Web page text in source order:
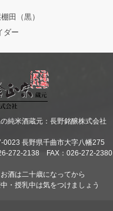
田（黒）
ダー
純米酒蔵元：長野銘醸株式会社
0023 長野県千曲市大字八幡275
272-2138 FAX：026-272-2380
お酒は二十歳になってから
・授乳中は気をつけましょう